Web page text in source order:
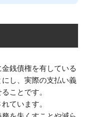
銭債権を有している
し、実際の支払い義
ことです。
ています。